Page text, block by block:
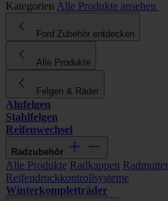
Kategorien Alle Produkte ansehen
Ford Zubehör entdecken
Alle Produkte
Felgen & Räder
Alufelgen
Stahlfelgen
Reifenwechsel
Radzubehör
Alle Produkte Radkappen
Reifendruckkontrollsysteme
Winterkompletträder